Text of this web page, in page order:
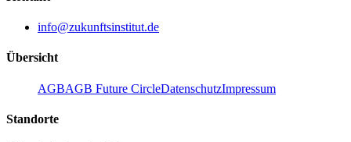
info@zukunftsinstitut.de
Übersicht
AGBAGB Future CircleDatenschutzImpressum
Standorte